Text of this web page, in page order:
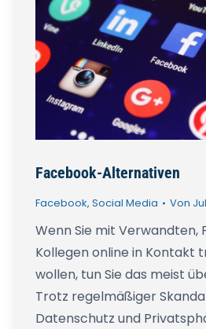
Facebook-Alternativen
Facebook, Social Media Von
Wenn Sie mit Verwandten,
Kollegen online in Kontakt
wollen, tun Sie das meist
Trotz regelmäßiger
Datenschutz und